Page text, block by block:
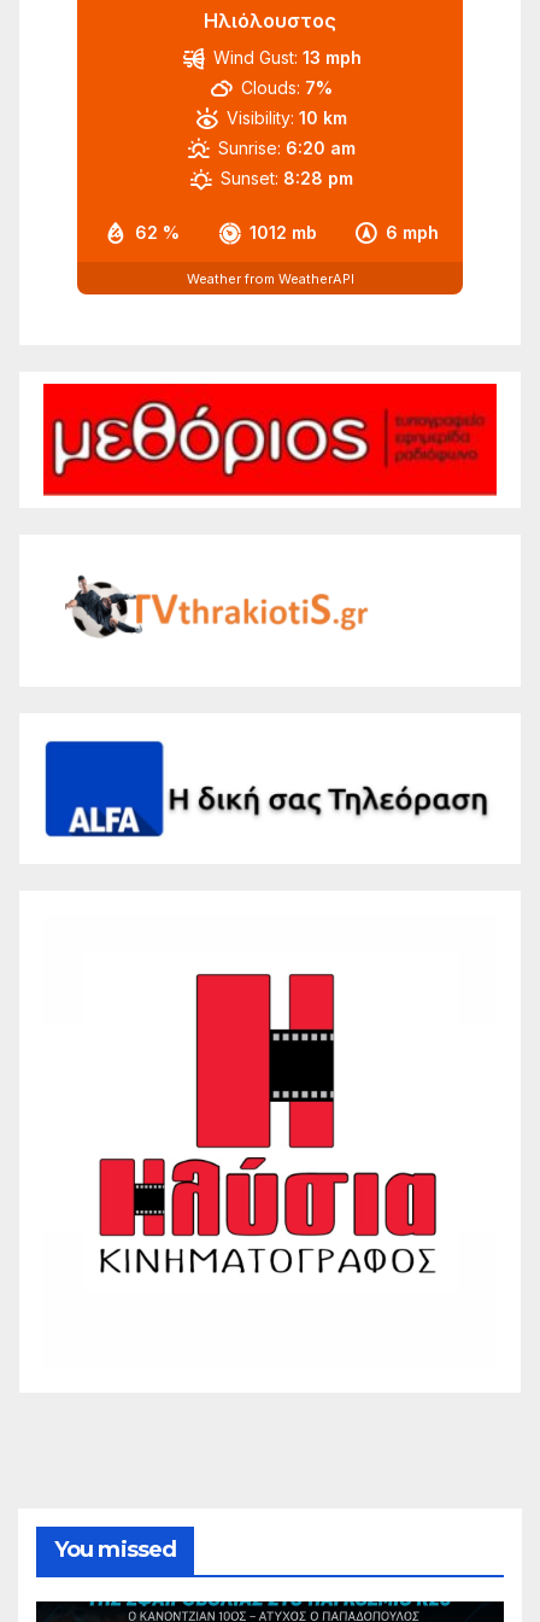
Ηλιόλουστος
62 % 1012 mb 6 mph
Wind Gust: 13 mph
Clouds: 7%
Visibility: 10 km
Sunrise: 6:20 am
Sunset: 8:28 pm
Weather from WeatherAPI
You missed